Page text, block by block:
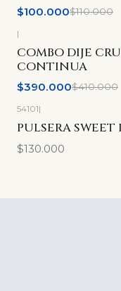
$100.000$110.000
-5%OFF
|
COMBO DIJE
CONTINUA
$390.000$410.000
54101|
PULSERA
$130.000